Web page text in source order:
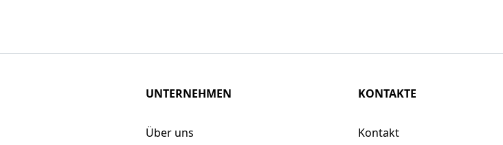
UNTERNEHMEN
Über uns
KONTAKTE
Kontakt